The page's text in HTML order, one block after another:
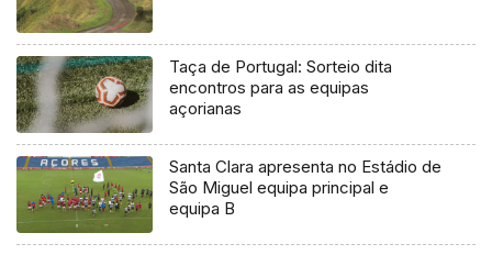
Taça de Portugal: Sorteio dita
encontros para as equipas
açorianas
Santa Clara apresenta no Estádio de
São Miguel equipa principal e
equipa B